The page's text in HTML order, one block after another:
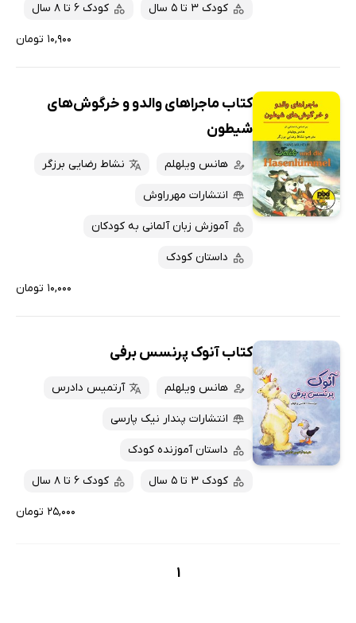
کودک 3 تا 5 سال کودک 6 تا 8 سال
۱۰,۹۰۰ تومان
کتاب ماجراهای والدو و خرگوش‌های
شیطون
هانس ویلهلم نشاط رضایی برزگر
انتشارات مهرراوش
آموزش زبان آلمانی به کودکان
داستان کودک
۱۰,۰۰۰ تومان
کتاب آنوک پرنسس برفی
هانس ویلهلم آرتمیس دادرس
انتشارات پندار نیک پارسی
داستان آموزنده کودک
کودک 3 تا 5 سال کودک 6 تا 8 سال
۲۵,۰۰۰ تومان
1